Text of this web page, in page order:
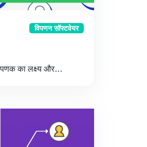
विपणन सॉफ्टवेयर
का लक्ष्य और…